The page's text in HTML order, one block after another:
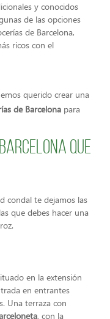
y conocidos
de las opciones
de Barcelona,
ricos con el
querido crear una
de Barcelona para
que
condal te dejamos las
que debes hacer una
en la extensión
en entrantes
Una terraza con
, con la